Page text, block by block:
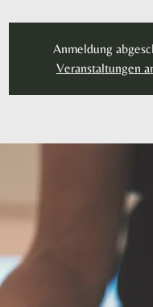
Anmeldung
Veranstaltungen